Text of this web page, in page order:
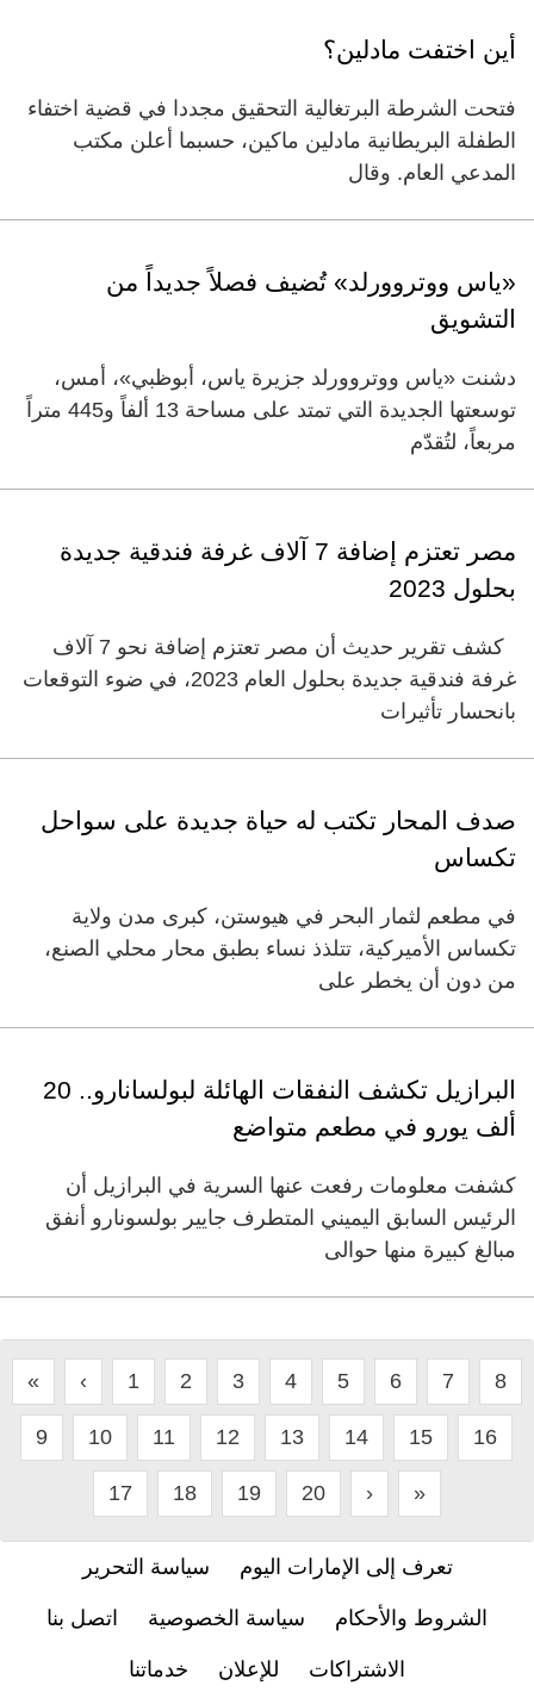
أين اختفت مادلين؟
فتحت الشرطة البرتغالية التحقيق مجددا في قضية اختفاء
الطفلة البريطانية مادلين ماكين، حسبما أعلن مكتب
المدعي العام. وقال
«ياس ووتروورلد» تُضيف فصلاً جديداً من
التشويق
دشنت «ياس ووتروورلد جزيرة ياس، أبوظبي»، أمس،
توسعتها الجديدة التي تمتد على مساحة 13 ألفاً و445 متراً
مربعاً، لتُقدّم
مصر تعتزم إضافة 7 آلاف غرفة فندقية جديدة
بحلول 2023
كشف تقرير حديث أن مصر تعتزم إضافة نحو 7 آلاف
غرفة فندقية جديدة بحلول العام 2023، في ضوء التوقعات
بانحسار تأثيرات
صدف المحار تكتب له حياة جديدة على سواحل
تكساس
في مطعم لثمار البحر في هيوستن، كبرى مدن ولاية
تكساس الأميركية، تتلذذ نساء بطبق محار محلي الصنع،
من دون أن يخطر على
البرازيل تكشف النفقات الهائلة لبولسانارو.. 20
ألف يورو في مطعم متواضع
كشفت معلومات رفعت عنها السرية في البرازيل أن
الرئيس السابق اليميني المتطرف جايير بولسونارو أنفق
مبالغ كبيرة منها حوالى
« ‹ 1 2 3 4 5 6 7 8
9 10 11 12 13 14 15 16
17 18 19 20 › »
تعرف إلى الإمارات اليوم سياسة التحرير
الشروط والأحكام سياسة الخصوصية اتصل بنا
الاشتراكات للإعلان خدماتنا